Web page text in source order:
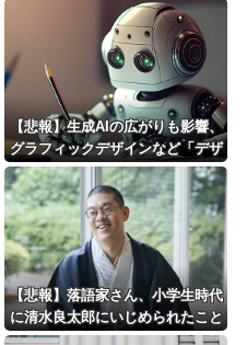
勇者♀「仲間に支払うはずのお金で新しい装備買っちゃったから>>3する」
日本旅行キャンセルすべきか…1万年ぶり史上最大級の火山の兆し＝韓国の反応
海外「おめでとうタキ！」リヴァプール南野がバースデーゴール！！
Powered by livedoor 相互RSS
【悲報】生成AIの広がりも影響、
グラフィックデザインなど「デザ
イン業」の倒産（負債1千万円以
上）が急増・・・
【悲報】落語家さん、小学生時代
に清水良太郎にいじめられたこと
を告白